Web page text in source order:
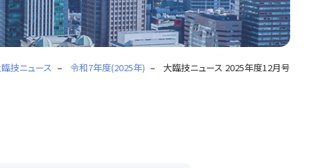
大臨技ニュース 令和7年度(2025年) 大臨技ニュース 2025年度12月号